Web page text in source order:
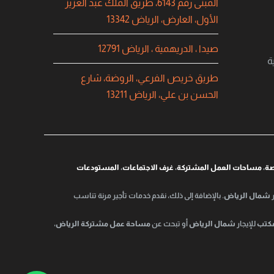
المبنى رقم 6143، طريق الملك عبد العزيز
الأول، العارض، الرياض 13342
صيدا ، الدريهمية ، الرياض 12791
طريق خريص الفرعي، الروضة، شارع
الحسن بن علي، الرياض 13211
،مساحات العمل المشتركة،غرف الاجتماعات، المستودعات
شمال الرياض. بالإضافة إلى ذلك، نقدم خدمات تأجير مرنة تناسب
للإيجار شمال الرياضأو تبحث عنمساحة عمل مشتركة الرياض،